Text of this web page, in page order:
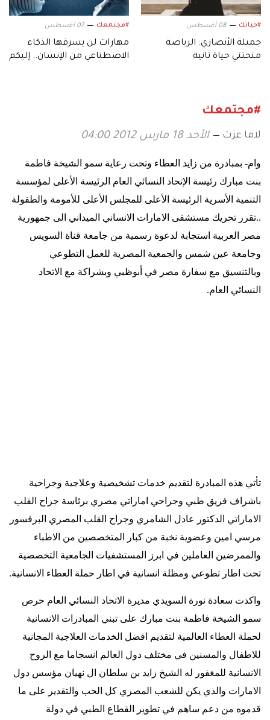
#حياتك 08 أغسطس
جميلة الأنصاري: الرياضة
منحتني حياة ثانية
#مجتمعك 07 أغسطس
مهارات لن يسرقها الذكاء
الاصطناعي من الإنسان.. إليكم
#مجتمعك
لاما عزت الأحد 18 مارس 2012 04:00
وام- بمبادرة من زايد العطاء وتحت رعاية سمو الشيخة فاطمة
بنت مبارك رئيسة الإتحاد النسائي العام الرئيسة الأعلى لمؤسسة
التنمية الأسرية الرئيسة الأعلى للمجلس الأعلى للأمومة والطفولة
..تقرر تحريك مستشفى الامارات الانساني الميداني الى جمهورية
مصر العربية استجابة لدعوة رسمية من جامعة قناة السويس
وجامعة عين شمس والجمعية المصرية للعمل التطوعي
وبالتنسيق مع سفارة مصر في أبوظبي وبشراكة مع الاتحاد
النسائي العام.
تأتي هذه المبادرة لتقديم خدمات تشخيصية وعلاجية وجراحية
باشراف فريق طبي وجراحي اماراتي مصري برئاسة جراح القلب
الاماراتي الدكتور عادل الشامري وجراح القلب المصري البرفسور
مرسي امين وعضوية نخبة من كبار المتخصصين من الاطباء
والممرضين العاملين في ابرز المستشفيات الجامعية التخصصية
تحت اطار تطوعي ومظلة انسانية في اطار حملة العطاء الانسانية.
واكدت سعادة نورة السويدي مديرة الاتحاد النسائي العام حرص
سمو الشيخة فاطمة بنت مبارك على تبني المبادرات الانسانية
لحملة العطاء العالمية لتقديم افضل الخدمات العلاجية المجانية
للاطفال والمسنين في مختلف دول العالم انسجاما مع الروح
الانسانية للمغفور له الشيخ زايد بن سلطان ال نهيان مؤسس دول
الامارات والذي يكن للشعب المصري كل الحب والتقدير على ما
قدموه من دعم ساهم في تطوير القطاع الطبي في دولة